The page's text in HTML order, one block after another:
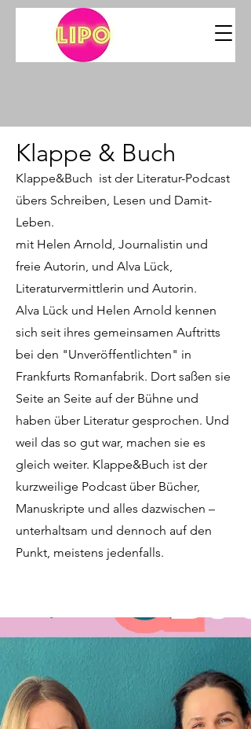
Klappe & Buch
Klappe&Buch ist der Literatur-Podcast
übers Schreiben, Lesen und Damit-
Leben.
mit Helen Arnold, Journalistin und
freie Autorin, und Alva Lück,
Literaturvermittlerin und Autorin.
Alva Lück und Helen Arnold kennen
sich seit ihres gemeinsamen Auftritts
bei den "Unveröffentlichten" in
Frankfurts Romanfabrik. Dort saßen sie
Seite an Seite auf der Bühne und
haben über Literatur gesprochen. Und
weil das so gut war, machen sie es
gleich weiter. Klappe&Buch ist der
kurzweilige Podcast über Bücher,
Manuskripte und alles dazwischen –
unterhaltsam und dennoch auf den
Punkt, meistens jedenfalls.